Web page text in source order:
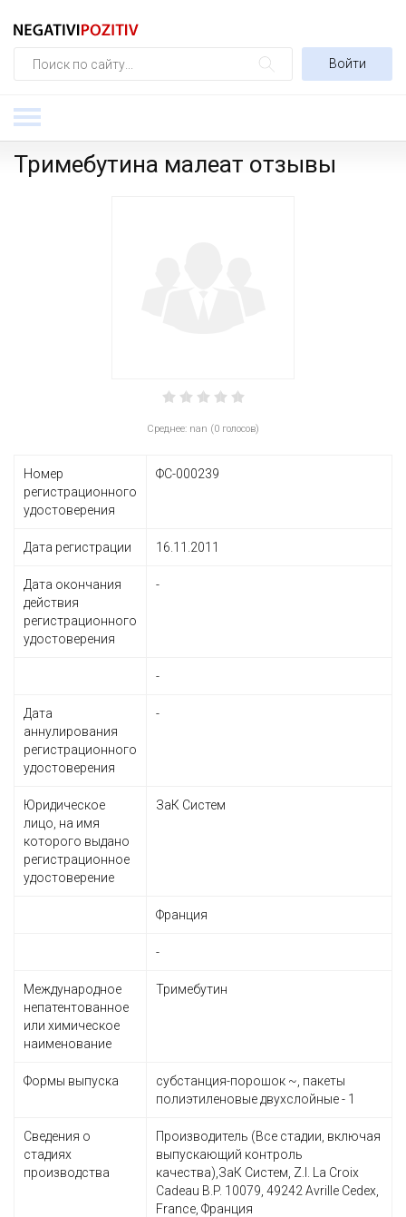
Войти
Тримебутина малеат отзывы
Среднее: nan (0 голосов)
Номер
регистрационного
удостоверения
ФС-000239
Дата регистрации 16.11.2011
Дата окончания
действия
регистрационного
удостоверения
-
-
Дата
аннулирования
регистрационного
удостоверения
-
Юридическое
лицо, на имя
которого выдано
регистрационное
удостоверение
ЗаК Систем
Франция
-
Международное
непатентованное
или химическое
наименование
Тримебутин
Формы выпуска
субстанция-порошок ~, пакеты
полиэтиленовые двухслойные - 1
Сведения о
стадиях
производства
Производитель (Все стадии, включая
выпускающий контроль
качества),ЗаК Систем, Z.I. La Croix
Cadeau B.P. 10079, 49242 Avrille Cedex,
France, Франция